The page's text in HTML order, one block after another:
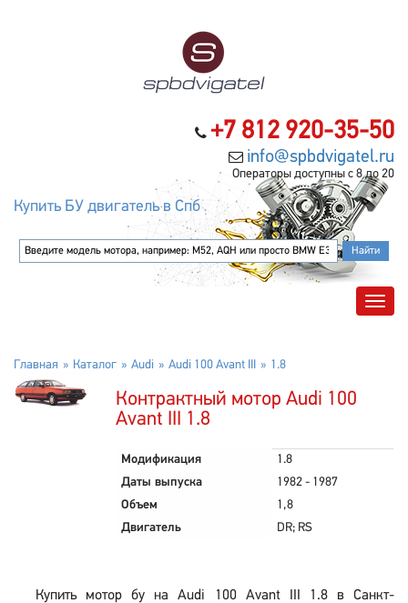
+7 812 920-35-50
info@spbdvigatel.ru
Операторы доступны с 8 до 20
Купить БУ двигатель в Спб
Главная Каталог Audi Audi 100 Avant III 1.8
Контрактный мотор Audi 100
Avant III 1.8
Модификация
1.8
Даты выпуска
1982 - 1987
Объем
1,8
Двигатель
DR; RS
Купить мотор бу на Audi 100 Avant III 1.8 в Санкт-